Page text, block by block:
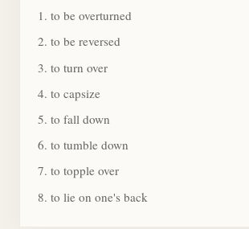
to be overturned
to be reversed
to turn over
to capsize
to fall down
to tumble down
to topple over
to lie on one's back